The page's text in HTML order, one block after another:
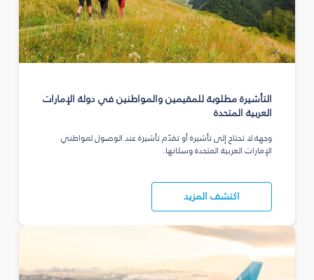
التأشيرة مطلوبة للمقيمين والمواطنين في دولة الإمارات
العربية المتحدة
وجهة لا تحتاج إلى تأشيرة أو تقدّم تأشيرة عند الوصول لمواطني
الإمارات العربية المتحدة وسكانها.
اكتشف المزيد